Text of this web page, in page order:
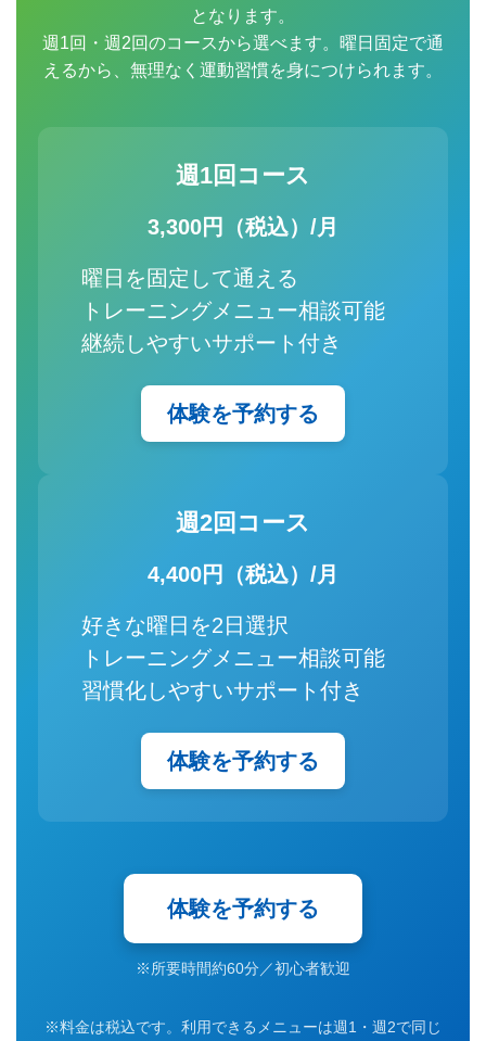
となります。
週1回・週2回のコースから選べます。曜日固定で通
えるから、無理なく運動習慣を身につけられます。
週1回コース
3,300円（税込）/月
曜日を固定して通える
トレーニングメニュー相談可能
継続しやすいサポート付き
体験を予約する
週2回コース
4,400円（税込）/月
好きな曜日を2日選択
トレーニングメニュー相談可能
習慣化しやすいサポート付き
体験を予約する
体験を予約する
※所要時間約60分／初心者歓迎
※料金は税込です。利用できるメニューは週1・週2で同じ